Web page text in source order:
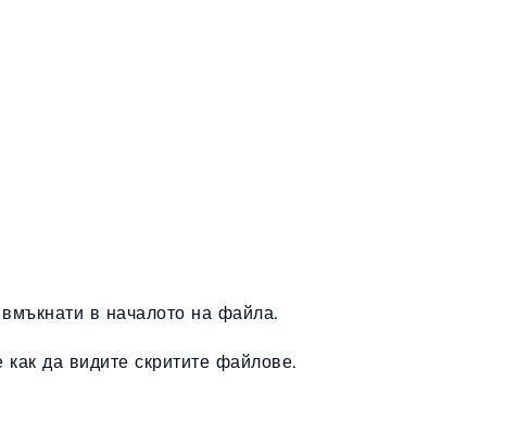
вмъкнати в началото на файла.
как да видите скритите файлове.